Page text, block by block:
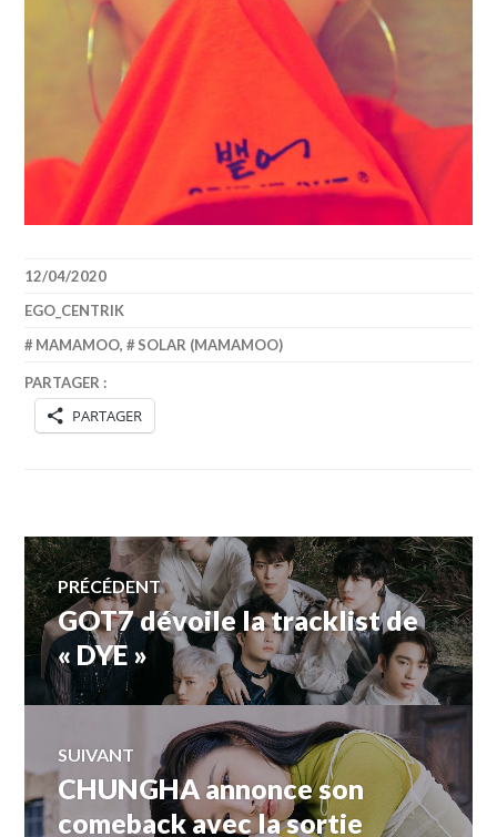
12/04/2020
EGO_CENTRIK
MAMAMOO, SOLAR (MAMAMOO)
PARTAGER :
PARTAGER
Navigation
de
l’article
PRÉCÉDENT
Article
précédent :
GOT7 dévoile la tracklist de
« DYE »
SUIVANT
Article
CHUNGHA annonce son
comeback avec la sortie